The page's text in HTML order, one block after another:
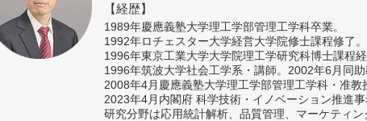
【経歴】
1989年慶應義塾大学理工学部管理工学科卒業。
1992年ロチェスター大学経営大学院修士課程修了。
1996年東京工業大学大学院理工学研究科博士課程
1996年筑波大学社会工学系・講師。2002年6月同助
2008年4月慶應義塾大学理工学部管理工学科・准教
2023年4月内閣府 科学技術・イノベーション推進
研究分野は応用統計解析、品質管理、マーケティン